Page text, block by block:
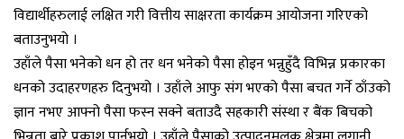
विद्यार्थीहरुलाई लक्षित गरी वित्तीय साक्षरता कार्यक्रम आयोजना गरिएको
बताउनुभयो ।
उहाँले पैसा भनेको धन हो तर धन भनेको पैसा होइन भन्नुहुँदै विभिन्न प्रकारका
धनको उदाहरणहरु दिनुभयो । उहाँले आफु संग भएको पैसा बचत गर्ने ठाँउको
ज्ञान नभए आफ्नो पैसा फस्न सक्ने बताउदै सहकारी संस्था र बैंक बिचको